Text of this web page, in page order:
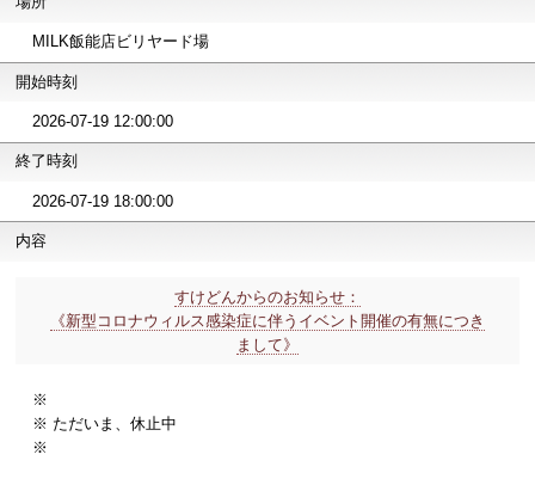
MILK飯能店ビリヤード場
開始時刻
2026-07-19 12:00:00
終了時刻
2026-07-19 18:00:00
内容
すけどんからのお知らせ：
《新型コロナウィルス感染症に伴うイベント開催の有無につき
まして》
※
※ ただいま、休止中
※